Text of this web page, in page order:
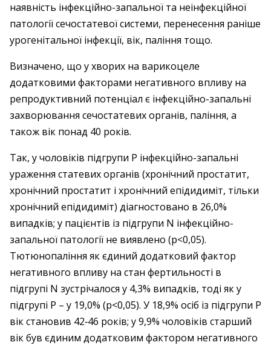
наявність інфекційно-запальної та неінфекційної
патології сечостатевої системи, перенесення раніше
урогенітальної інфекції, вік, паління тощо.
Визначено, що у хворих на варикоцеле
додатковими факторами негативного впливу на
репродуктивний потенціал є інфекційно-запальні
захворювання сечостатевих органів, паління, а
також вік понад 40 років.
Так, у чоловіків підгрупи Р інфек­ційно-запальні
ураження статевих органів (хронічний простатит,
хронічний простатит і хронічний епідидиміт, тільки
хронічний епідидиміт) діагностовано в 26,0%
випадків; у пацієнтів із підгрупи N інфекційно-
запальної патології не виявлено (p<0,05).
Тютюнопаління як єдиний додатковий фактор
негативного впливу на стан фертильності в
підгрупі N зустрічалося у 4,3% випадків, тоді як у
підгрупі Р – ​у 19,0% (p<0,05). У 18,9% осіб із підгрупи Р
вік становив 42‑46 років; у 9,9% чоловіків старший
вік був єдиним додатковим фактором негативного